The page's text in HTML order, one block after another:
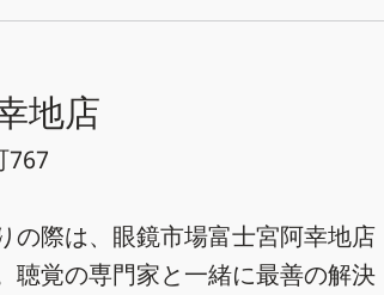
地店
767
の際は、眼鏡市場富士宮阿幸地店
聴覚の専門家と一緒に最善の解決